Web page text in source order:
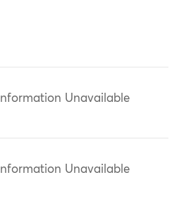
Information Unavailable
Information Unavailable